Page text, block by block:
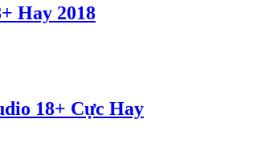
Hay 2018
18+ Cực Hay